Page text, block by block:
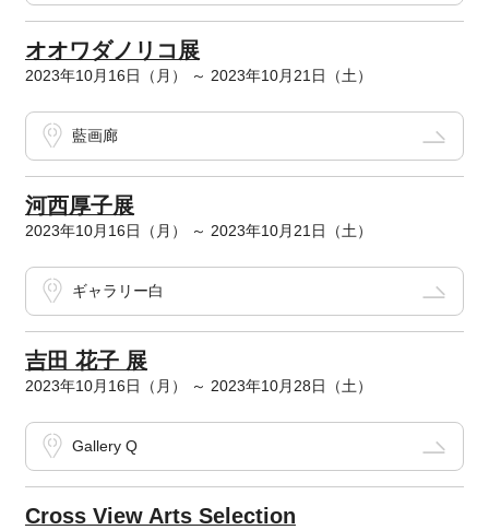
オオワダノリコ展
2023年10月16日（月） ～ 2023年10月21日（土）
藍画廊
河西厚子展
2023年10月16日（月） ～ 2023年10月21日（土）
ギャラリー白
吉田 花子 展
2023年10月16日（月） ～ 2023年10月28日（土）
Gallery Q
Cross View Arts Selection